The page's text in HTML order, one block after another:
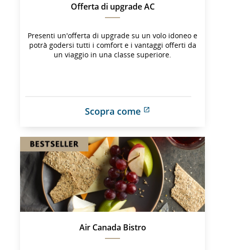
Offerta di upgrade AC
Presenti un'offerta di upgrade su un volo idoneo e
potrà godersi tutti i comfort e i vantaggi offerti da
un viaggio in una classe superiore.
Scopra come
che
potrebbe
non
soddisfare
le
linee
guida
sull'accessibilità
e/o
Air Canada Bistro